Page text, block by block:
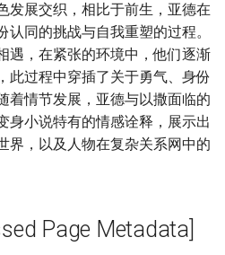
发展交织，相比于前生，亚德在
同的挑战与自我重塑的过程。
遇，在紧张的环境中，他们逐渐
此过程中穿插了关于勇气、身份
着情节发展，亚德与以撒面临的
身小说特有的情感诠释，展示出
界，以及人物在复杂关系网中的
Page Metadata]